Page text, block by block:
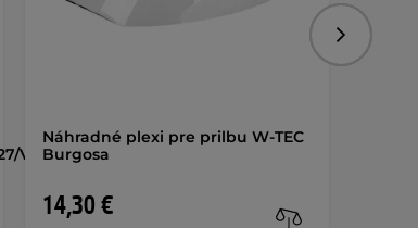
V159
Náhradné plexi pre prilbu W-TEC
Burgosa
14,30 €